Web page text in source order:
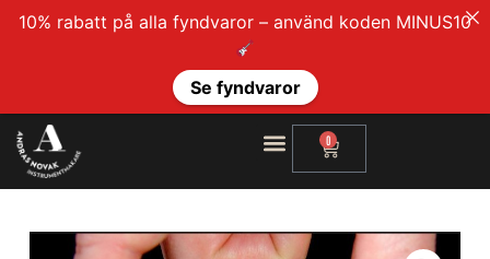
0
10% rabatt på alla fyndvaror – använd koden MINUS10
Se fyndvaror